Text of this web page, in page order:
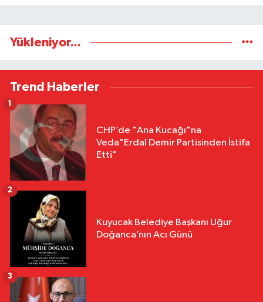
Yükleniyor...
Trend Haberler
CHP’de "Ana Kucağı"na
Veda"Erdal Demir Partisinden İstifa
Etti"
Kuyucak Belediye Başkanı Uğur
Doğanca’nın Acı Günü
2
3